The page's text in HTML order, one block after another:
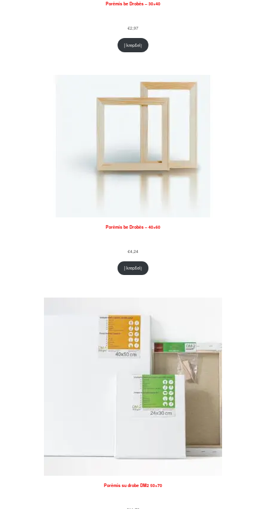
Porėmis be Drobės – 30×40
€2,97
Į krepšelį
Porėmis be Drobės – 40×60
€4,24
Į krepšelį
Porėmis su drobe DM2 50×70